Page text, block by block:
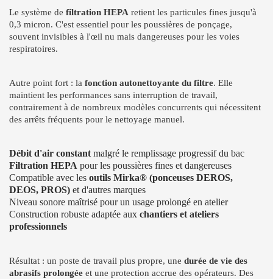
Le système de filtration HEPA retient les particules fines jusqu'à
0,3 micron. C'est essentiel pour les poussières de ponçage,
souvent invisibles à l'œil nu mais dangereuses pour les voies
respiratoires.
Autre point fort : la fonction autonettoyante du filtre. Elle
maintient les performances sans interruption de travail,
contrairement à de nombreux modèles concurrents qui nécessitent
des arrêts fréquents pour le nettoyage manuel.
Débit d'air constant malgré le remplissage progressif du bac
Filtration HEPA pour les poussières fines et dangereuses
Compatible avec les outils Mirka® (ponceuses DEROS,
DEOS, PROS) et d'autres marques
Niveau sonore maîtrisé pour un usage prolongé en atelier
Construction robuste adaptée aux chantiers et ateliers
professionnels
Résultat : un poste de travail plus propre, une durée de vie des
abrasifs prolongée et une protection accrue des opérateurs. Des